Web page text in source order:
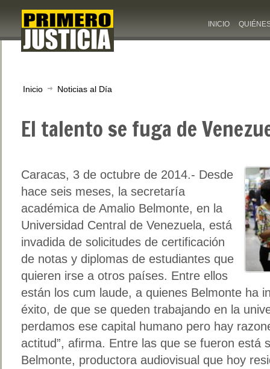
INICIO
Inicio Noticias al Día
El talento se fuga de
Caracas, 3 de octubre de 2014.- Desde
hace seis meses, la secretaría
académica de Amalio Belmonte, en la
Universidad Central de Venezuela, está
invadida de solicitudes de certificación
de notas y diplomas de estudiantes que
quieren irse a otros países. Entre ellos
están los cum laude, a quienes Belmonte ha
éxito, de que se queden trabajando en la
perdamos ese capital humano pero hay
actitud”, afirma. Entre las que se fueron está
Belmonte, productora audiovisual que hoy